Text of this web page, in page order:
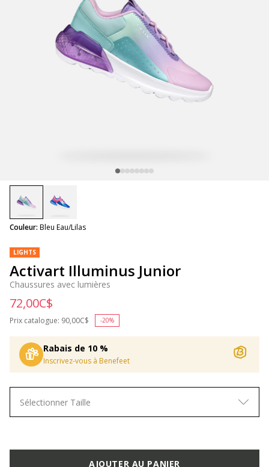
LIGHTS
Activart Illuminus Junior
Chaussures avec lumières
Prix catalogue: Price reduced from
90,00C$ -20%
72,00C$
Rabais de 10 %
Inscrivez-vous à Benefeet
Couleur: Bleu Eau/Lilas
selected
Sélectionner Taille
AJOUTER AU PANIER